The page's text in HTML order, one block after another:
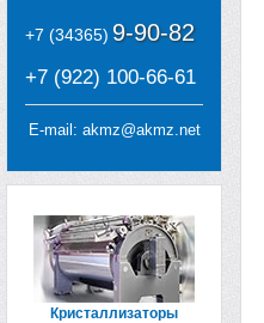
+7 (34365) 9-90-82
+7 (922) 100-66-61
E-mail: akmz@akmz.net
Кристаллизаторы